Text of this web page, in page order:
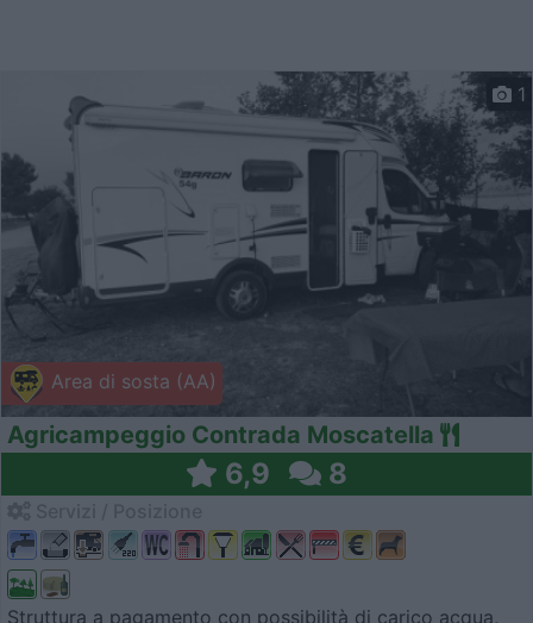
Area di sosta (AA)
1
Agricampeggio Contrada Moscatella
6,9 8
Struttura a pagamento con possibilità di carico acqua,